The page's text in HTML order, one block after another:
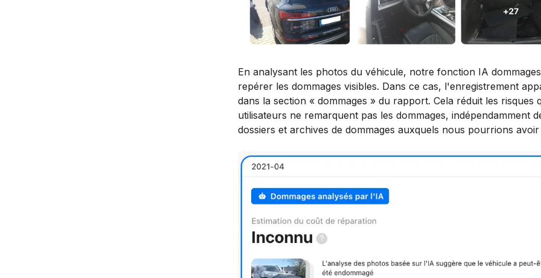
En analysant les photos du véhicule, notre fonction IA
repérer les dommages visibles. Dans ce cas, l'enregistrement
dans la section « dommages » du rapport. Cela réduit les risques
utilisateurs ne remarquent pas les dommages, indépendamment
dossiers et archives de dommages auxquels nous pourrions